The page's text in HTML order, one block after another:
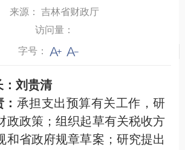
来源：
吉林省财政厅
访问量：
字号：
刘贵清
承担支出预算有关工作，研
政政策；组织起草有关税收方
和省政府规章草案；研究提出